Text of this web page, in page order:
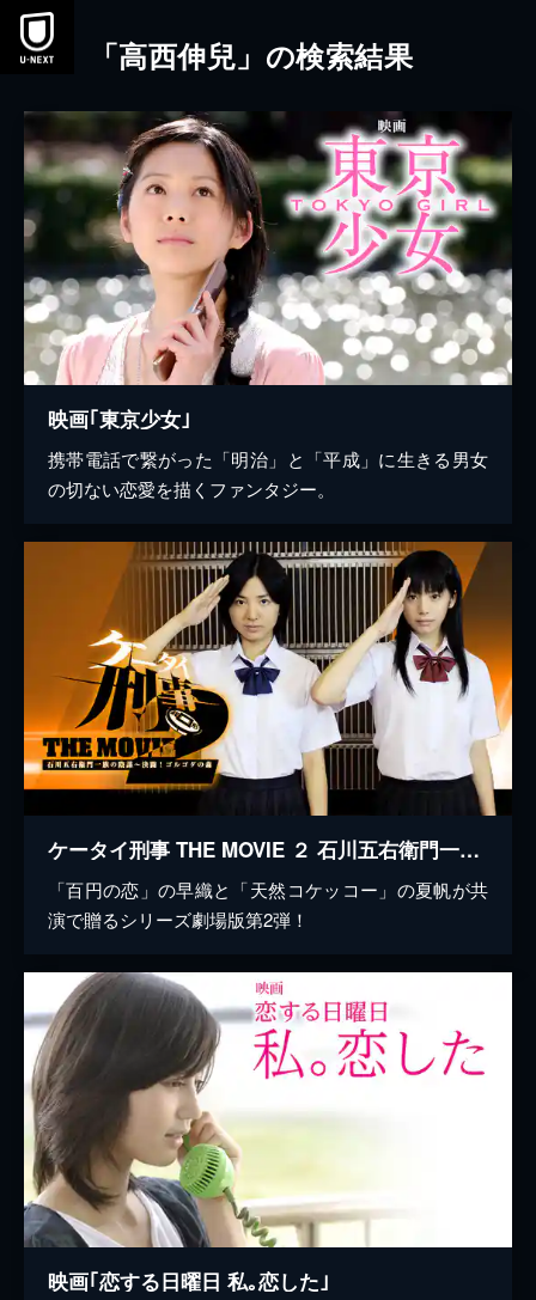
本文へスキップ
「高西伸兒」の検索結果
映画｢東京少女｣
携帯電話で繋がった「明治」と「平成」に生きる男女
の切ない恋愛を描くファンタジー。
ケータイ刑事 THE MOVIE ２ 石川五右衛門一族の陰謀～決闘！ゴルゴダの森
「百円の恋」の早織と「天然コケッコー」の夏帆が共
演で贈るシリーズ劇場版第2弾！
映画｢恋する日曜日 私｡恋した｣